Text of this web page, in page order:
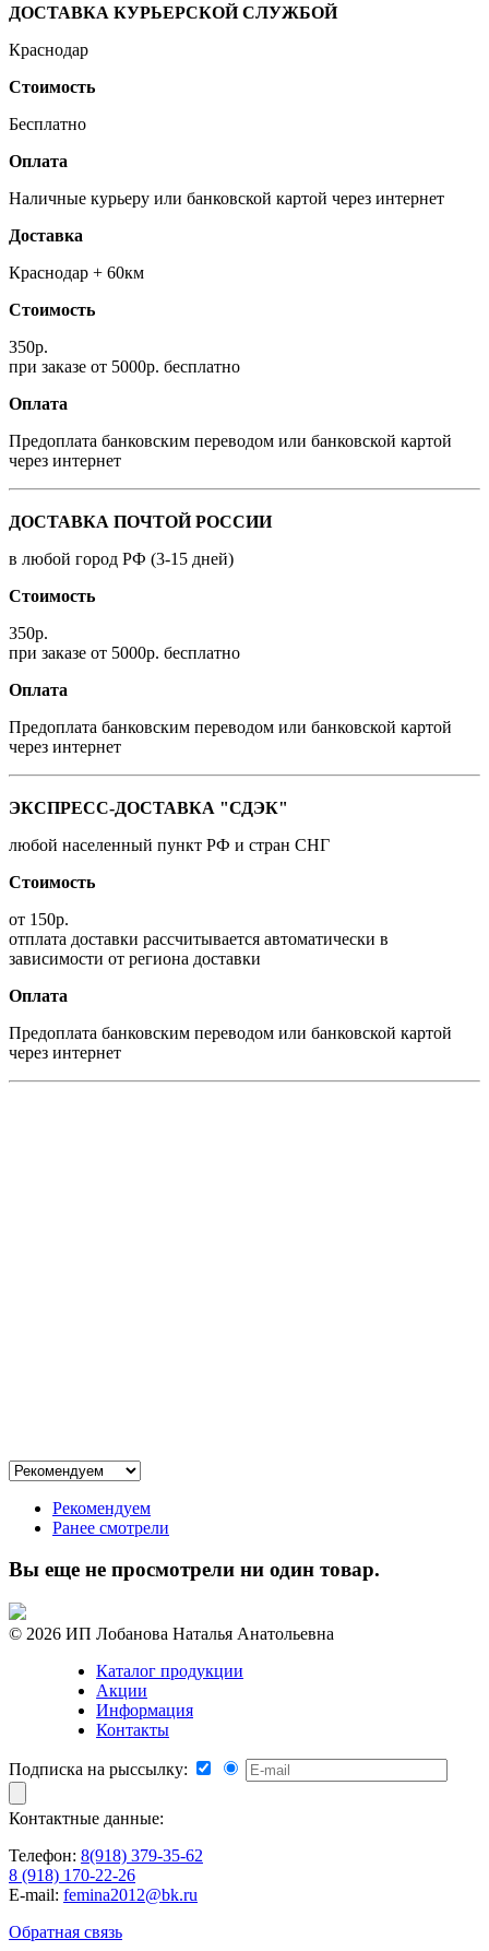
ДОСТАВКА КУРЬЕРСКОЙ СЛУЖБОЙ
Краснодар
Стоимость
Бeсплатно
Оплата
Наличные курьеру или банковской картой через интернет
Доставка
Краснодар + 60км
Стоимость
350р.
при заказе от 5000р. бесплатно
Оплата
Предоплата банковским переводом или банковской картой
через интернет
ДОСТАВКА ПОЧТОЙ РОССИИ
в любой город РФ (3-15 дней)
Стоимость
350р.
при заказе от 5000р. бесплатно
Оплата
Предоплата банковским переводом или банковской картой
через интернет
ЭКСПРЕСС-ДОСТАВКА "СДЭК"
любой населенный пункт РФ и стран СНГ
Стоимость
от 150р.
отплата доставки рассчитывается автоматически в
зависимости от региона доставки
Оплата
Предоплата банковским переводом или банковской картой
через интернет
Рекомендуем
Ранее смотрели
Вы еще не просмотрели ни один товар.
© 2026 ИП Лобанова Наталья Анатольевна
Каталог продукции
Акции
Информация
Контакты
Подписка на рыссылку:
Контактные данные:
Телефон: 8(918) 379-35-62
8 (918) 170-22-26
E-mail: femina2012@bk.ru
Обратная связь